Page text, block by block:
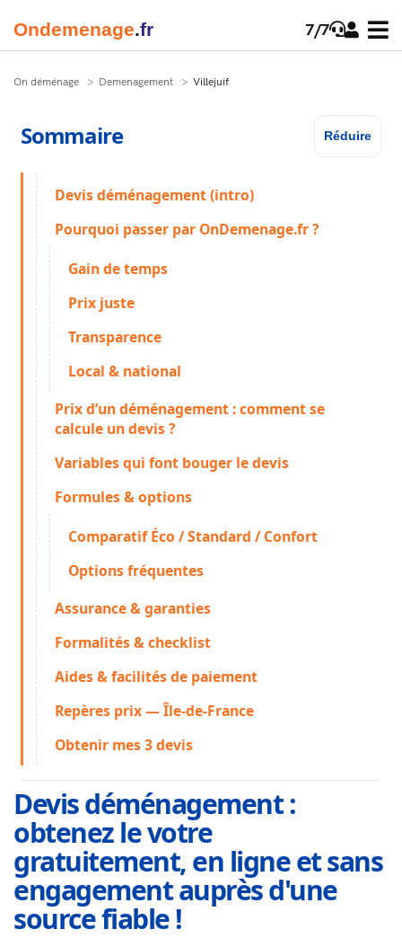
Ondemenage.fr 7/7
On déménage Demenagement Villejuif
Sommaire Réduire
Devis déménagement (intro)
Pourquoi passer par OnDemenage.fr ?
Gain de temps
Prix juste
Transparence
Local & national
Prix d’un déménagement : comment se
calcule un devis ?
Variables qui font bouger le devis
Formules & options
Comparatif Éco / Standard / Confort
Options fréquentes
Assurance & garanties
Formalités & checklist
Aides & facilités de paiement
Repères prix — Île-de-France
Obtenir mes 3 devis
Devis déménagement :
obtenez le votre
gratuitement, en ligne et sans
engagement auprès d'une
source fiable !